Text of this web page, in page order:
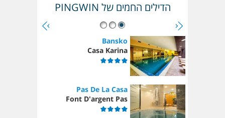
הדילים החמים של PINGWIN
Bansko
Casa Karina
Pas De La Casa
Font D'argent Pas